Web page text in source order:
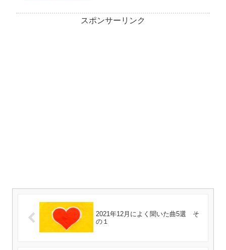
スポンサーリンク
2021年12月によく聞いた曲5選 そ
の１